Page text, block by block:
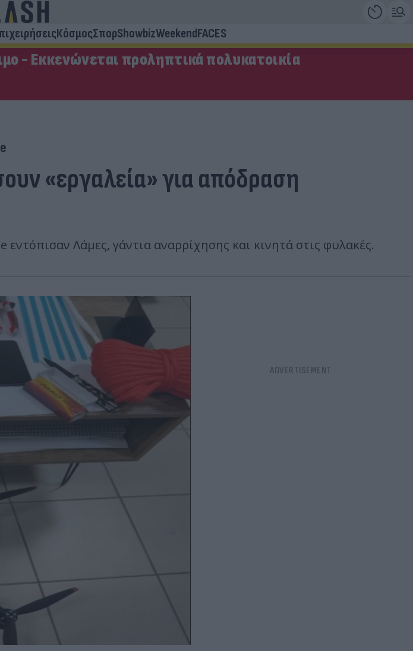
ΚόσμοςΣπορShowbizWeekendFACES
- Εκκενώνεται προληπτικά πολυκατοικία
«εργαλεία» για απόδραση
Λάμες, γάντια αναρρίχησης και κινητά στις φυλακές.